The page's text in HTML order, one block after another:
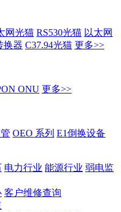
网光猫 RS530光猫 以太网
换器 C37.94光猫 更多>>
ONU 更多>>
OEO 系列 E1倒换设备
电力行业 能源行业 弱电监
客户维修查询